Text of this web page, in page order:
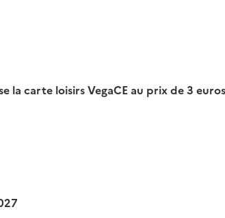
la carte loisirs VegaCE au prix de 3